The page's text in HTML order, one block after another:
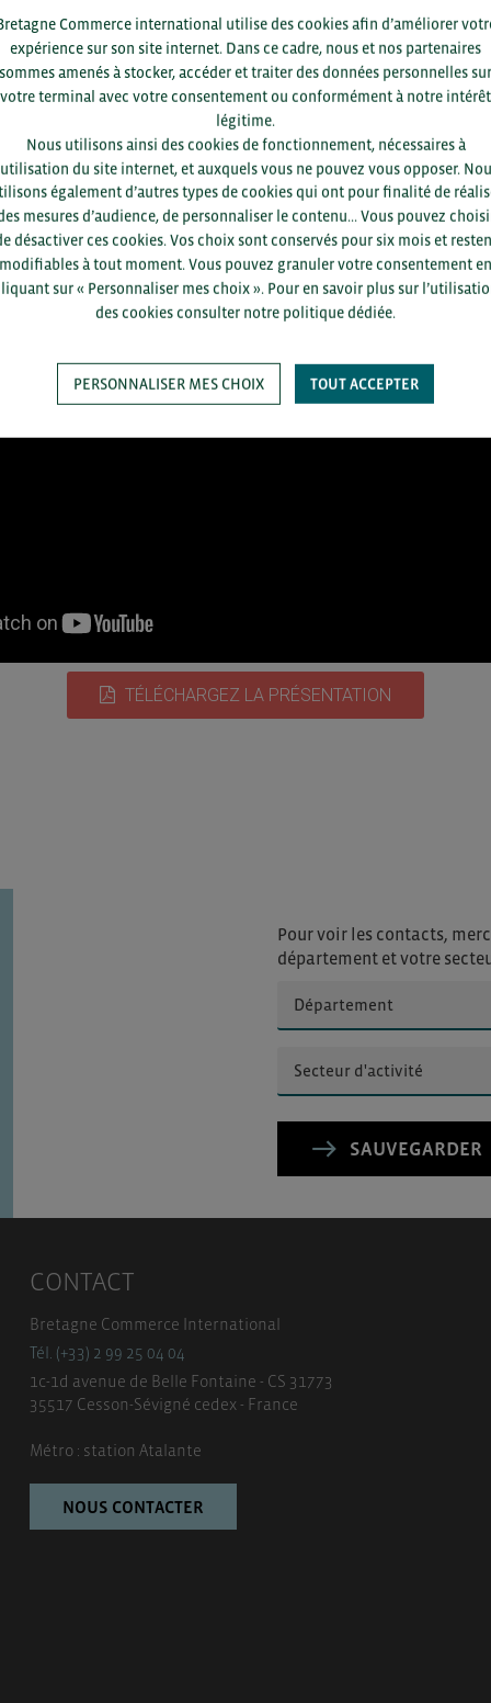
pouvant s’avérer parfois complexes et aussi
fiscales n’empêchent pas toujours la
il est recommandé d’anticiper les effets des
en les prenant en compte dans la rédaction des
TÉLÉCHARGEZ LA PRÉSENTATION
Pour voir les contacts,
département et votre
SAUVEGARDER
CONTACT
Bretagne Commerce International
Tél. (+33) 2 99 25 04 04
1c-1d avenue de Belle Fontaine - CS 31773
35517 Cesson-Sévigné cedex - France
Métro : station Atalante
NOUS CONTACTER
Commerce international utilise des cookies afin d’améliorer
expérience sur son site internet. Dans ce cadre, nous et nos partenaires
sommes amenés à stocker, accéder et traiter des données personnelles sur
votre terminal avec votre consentement ou conformément à notre intérêt
légitime.
Nous utilisons ainsi des cookies de fonctionnement, nécessaires à
du site internet, et auxquels vous ne pouvez vous opposer.
également d’autres types de cookies qui ont pour finalité de
mesures d’audience, de personnaliser le contenu... Vous pouvez
désactiver ces cookies. Vos choix sont conservés pour six mois et
modifiables à tout moment. Vous pouvez granuler votre consentement en
sur « Personnaliser mes choix ». Pour en savoir plus sur
des cookies consulter notre politique dédiée.
PERSONNALISER MES CHOIX TOUT ACCEPTER